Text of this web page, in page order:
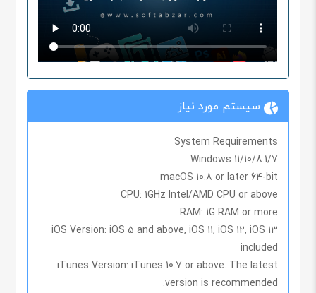
سیستم مورد نیاز
System Requirements
Windows 11/10/8.1/7
macOS 10.8 or later 64-bit
CPU: 1GHz Intel/AMD CPU or above
RAM: 1G RAM or more
iOS Version: iOS 5 and above, iOS 11, iOS 12, iOS 13
included
iTunes Version: iTunes 10.7 or above. The latest
version is recommended.